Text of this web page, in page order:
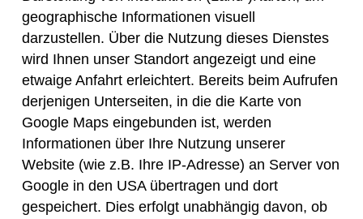
geographische Informationen visuell
darzustellen. Über die Nutzung dieses Dienstes
wird Ihnen unser Standort angezeigt und eine
etwaige Anfahrt erleichtert. Bereits beim Aufrufen
derjenigen Unterseiten, in die die Karte von
Google Maps eingebunden ist, werden
Informationen über Ihre Nutzung unserer
Website (wie z.B. Ihre IP-Adresse) an Server von
Google in den USA übertragen und dort
gespeichert. Dies erfolgt unabhängig davon, ob